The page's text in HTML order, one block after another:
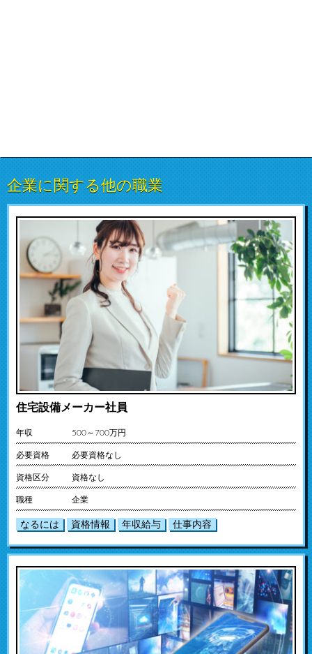
企業に関する他の職業
住宅設備メーカー社員
年収 500～700万円
必要資格 必要資格なし
資格区分 資格なし
職種 企業
なるには 資格情報 年収給与 仕事内容